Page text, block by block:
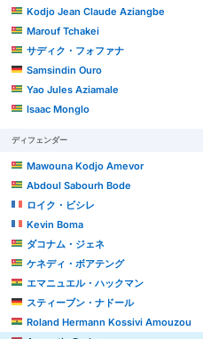
Kodjo Jean Claude Aziangbe
Marouf Tchakei
サディク・フォファナ
Samsindin Ouro
Yao Jules Aziamale
Isaac Monglo
ディフェンダー
Mawouna Kodjo Amevor
Abdoul Sabourh Bode
ロイク・ビシレ
Kevin Boma
ダコナム・ジェネ
ケネディ・ボアテング
エマニュエル・ハックマン
スティーブン・ナドール
Roland Hermann Kossivi Amouzou